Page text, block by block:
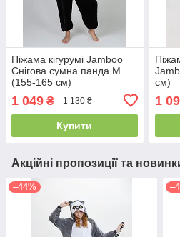
Піжама кігурумі Jamboo
Снігова сумна панда M
(155-165 см)
1 049 ₴ 1 130 ₴
Купити
см)
1
Акційні пропозиції та
–44%